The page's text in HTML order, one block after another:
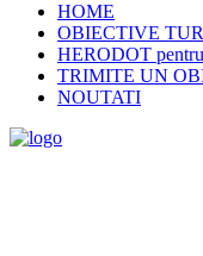
HOME
OBIECTIVE
HERODOT
TRIMITE UN
NOUTATI